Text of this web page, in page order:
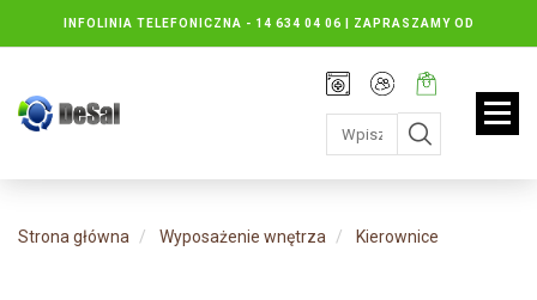
INFOLINIA TELEFONICZNA - 14 634 04 06 | ZAPRASZAMY OD
PONIEDZIAŁKU DO PIĄTKU : 8.30 DO 16.30, SOBOTY: 8.30 DO 13.00
Rejestracja
Moje
konto
Twój
koszyk:
jest
pusty
Strona główna Wyposażenie wnętrza Kierownice